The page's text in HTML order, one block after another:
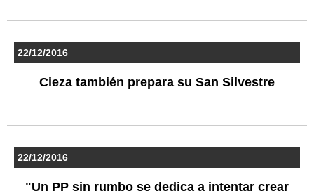
22/12/2016
Cieza también prepara su San Silvestre
22/12/2016
"Un PP sin rumbo se dedica a intentar crear